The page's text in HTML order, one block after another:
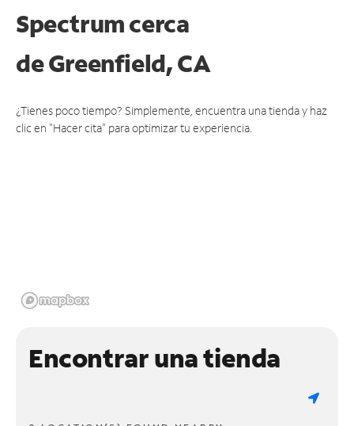
Spectrum cerca
deGreenfield, CA
¿Tienes poco tiempo? Simplemente, encuentra una tienda y haz
clic en "Hacer cita" para optimizar tu experiencia.
Encontrar una tienda